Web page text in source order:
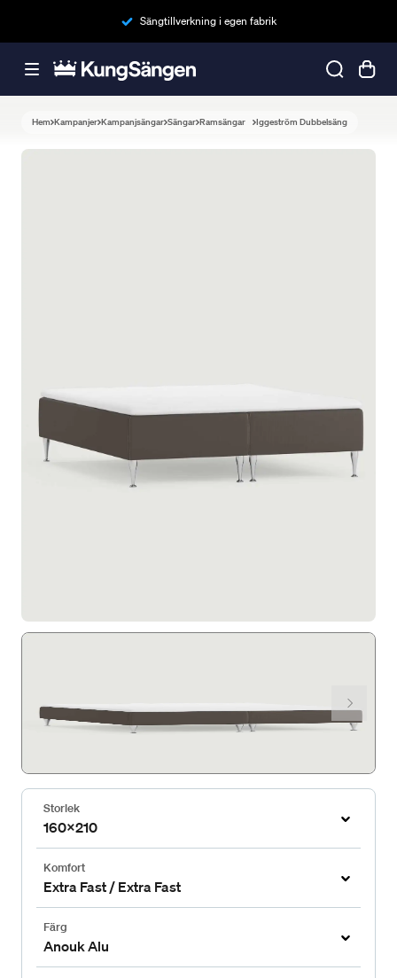
Sängtillverkning i egen fabrik
Hem Kampanjer Kampanjsängar Sängar Ramsängar Iggeström Dubbelsäng
Storlek
160x210
Komfort
Extra Fast / Extra Fast
Färg
Anouk Alu